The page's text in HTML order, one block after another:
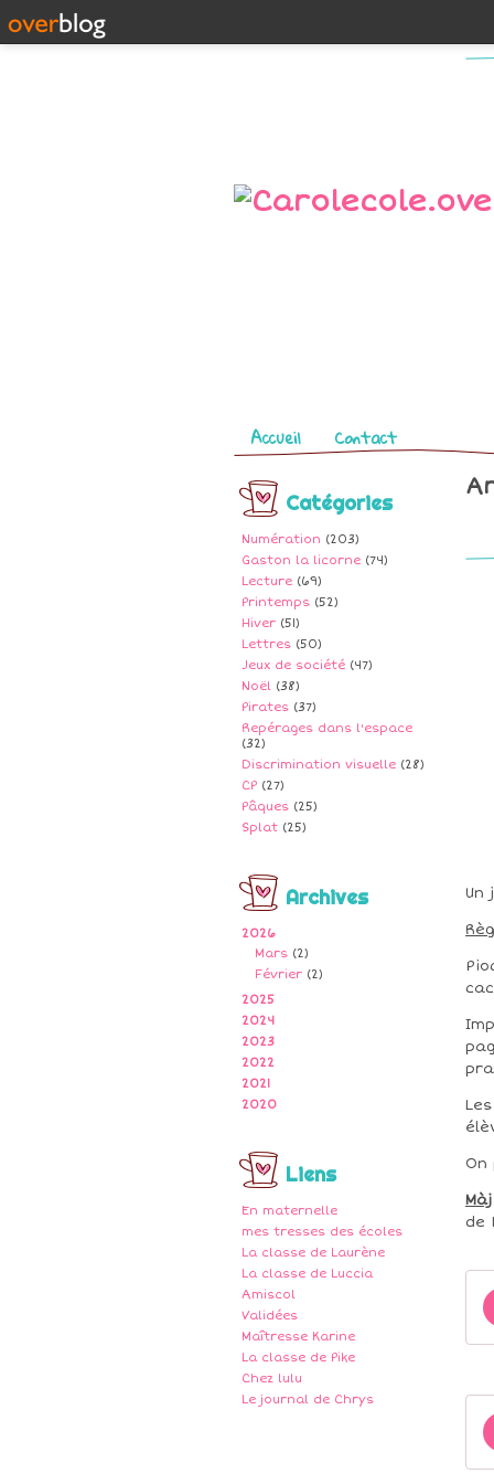
Pages
Accueil Contact
Catégories
Numération (203)
Gaston la licorne (74)
Lecture (69)
Printemps (52)
Hiver (51)
Lettres (50)
Jeux de société (47)
Noël (38)
Pirates (37)
Repérages dans l'espace
(32)
Discrimination visuelle (28)
CP (27)
Pâques (25)
Splat (25)
Archives
2026
Mars (2)
Février (2)
2025
2024
2023
2022
2021
2020
Liens
En maternelle
mes tresses des écoles
La classe de Laurène
La classe de Luccia
Amiscol
Validées
Maîtresse Karine
La classe de Pike
Chez lulu
Le journal de Chrys
Un
On
Màj
de